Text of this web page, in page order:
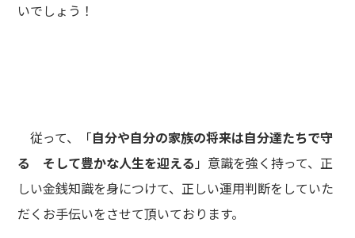
いでしょう！
従って、「自分や自分の家族の将来は自分達たちで守
る そして豊かな人生を迎える 」意識を強く持って、正
しい金銭知識を身につけて、正しい運用判断をしていた
だくお手伝いをさせて頂いております。